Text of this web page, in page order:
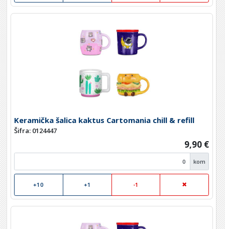
Keramička šalica kaktus Cartomania chill & refill
Šifra: 0124447
9,90 €
kom
+10 +1 -1